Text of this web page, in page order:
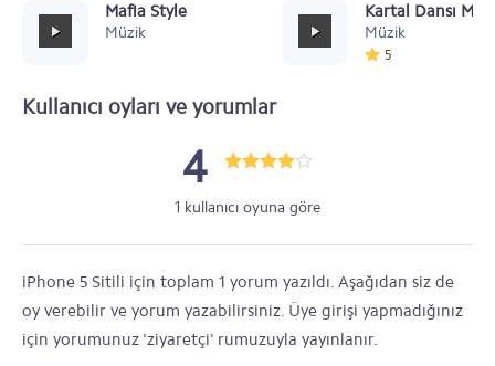
Mafia Style
Müzik
Kartal Dansı
Müzik
5
Kullanıcı oyları ve yorumlar
4
1 kullanıcı oyuna göre
iPhone 5 Sitili için toplam 1 yorum yazıldı. Aşağıdan siz de
oy verebilir ve yorum yazabilirsiniz. Üye girişi yapmadığınız
için yorumunuz 'ziyaretçi' rumuzuyla yayınlanır.